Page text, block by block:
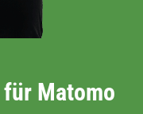
Matomo